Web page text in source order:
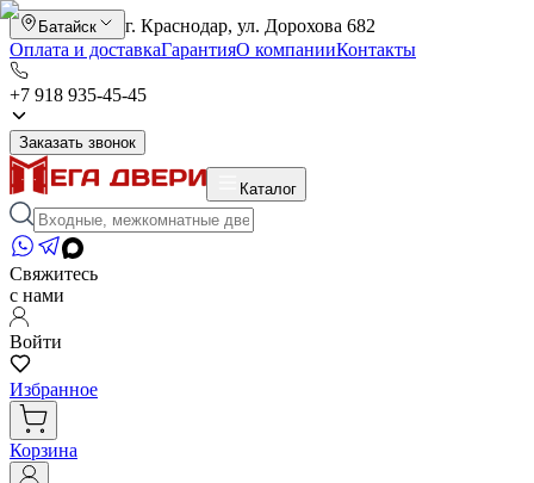
Батайск
г. Краснодар, ул. Дорохова 682
Оплата и доставкаГарантияО компанииКонтакты
+7 918 935-45-45
Заказать звонок
Каталог
Свяжитесь
с нами
Войти
Избранное
Корзина